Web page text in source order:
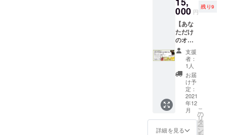
です♪ ※
ステッ
カーの
希望
は、備
考欄に
希望の
番号を
ご記入
くださ
い。空
白の場
合はラ
ンダム
でお送
の割引
価格で
の購入
orドリ
ンクの
提供）
テルも
しくは
ノンア
ルカク
テルを
お作り
しま
す！ 私
たち2人
とゆっ
くりお
話しし
ましょ
う！も
ちろん
購入も
節限定
ドリン
クもど
んどん
出して
いく予
定で
す。 現
役バー
テン
ダーか
いくん
の作る
フルー
ツカク
テルは
ナルス
テッ
カー全
種&お礼
のメー
ル&ヴィ
ンテー
ジコー
スター
５種&ク
ラウド
ファン
ディン
グ限定
オリジ
ナル
000 円
残り9
【あな
ただけ
のオリ
ジナル
カクテ
ル作り
プラ
ン】 ★
あなた
にとっ
て理想
的なオ
リジナ
ルカク
支援
者：
1人
お届
け予
定：
2021
年12
月
詳細を見る
こ
の
リ
タ
ー
ン